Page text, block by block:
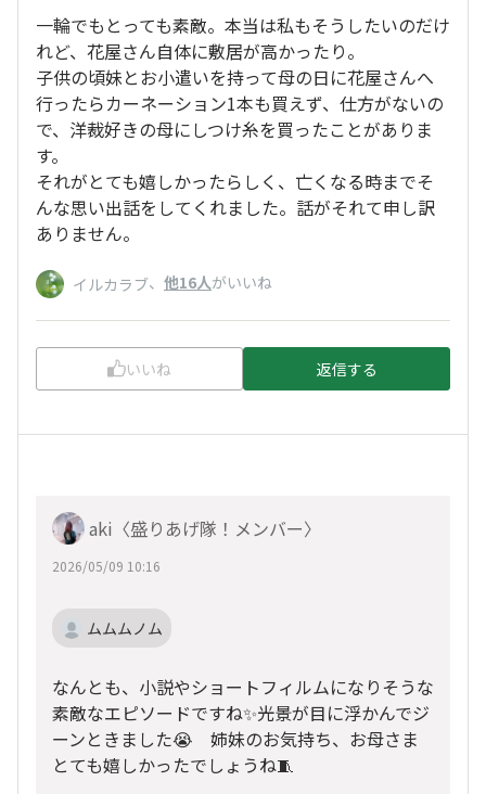
一輪でもとっても素敵。本当は私もそうしたいのだけ
れど、花屋さん自体に敷居が高かったり。
子供の頃妹とお小遣いを持って母の日に花屋さんへ
行ったらカーネーション1本も買えず、仕方がないの
で、洋裁好きの母にしつけ糸を買ったことがありま
す。
それがとても嬉しかったらしく、亡くなる時までそ
んな思い出話をしてくれました。話がそれて申し訳
ありません。
イルカラブ、 他16人がいいね
いいね 返信する
aki〈盛りあげ隊！メンバー〉
2026/05/09 10:16
ムムムノム
なんとも、小説やショートフィルムになりそうな
素敵なエピソードですね✨光景が目に浮かんでジ
ーンときました😭 姉妹のお気持ち、お母さま
とても嬉しかったでしょうね🧵